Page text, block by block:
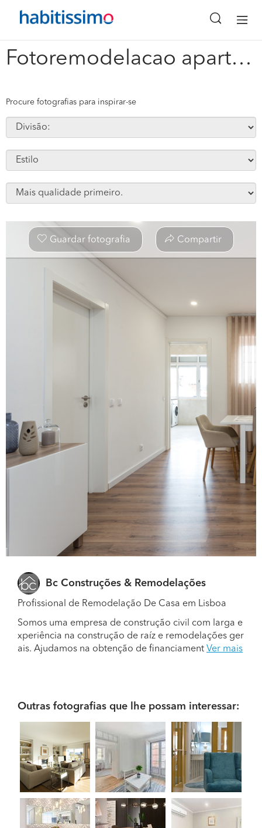
Fotoremodelacao apartamento final 7 #156177
x
Procure fotografias para inspirar-se
Guardar fotografia Compartir
Bc Construções & Remodelações
Profissional de Remodelação De Casa em Lisboa
Somos uma empresa de construção civil com larga e
xperiência na construção de raíz e remodelações ger
ais. Ajudamos na obtenção de financiament Ver mais
Outras fotografias que lhe possam interessar: